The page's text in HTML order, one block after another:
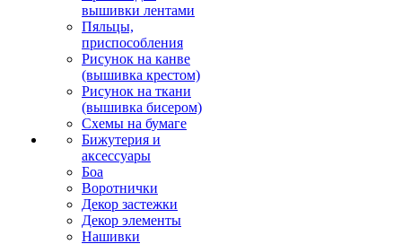
вышивки лентами
Пяльцы,
приспособления
Рисунок на канве
(вышивка крестом)
Рисунок на ткани
(вышивка бисером)
Схемы на бумаге
Бижутерия и
аксессуары
Боа
Воротнички
Декор застежки
Декор элементы
Нашивки